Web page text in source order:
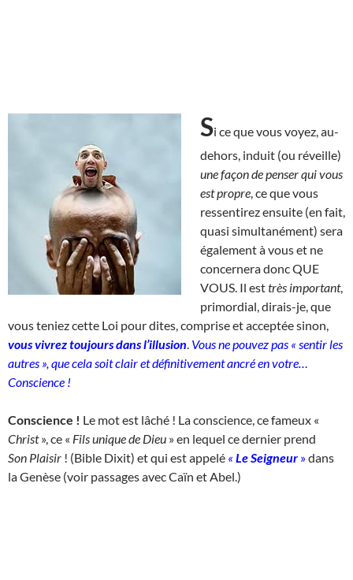
Si ce que vous voyez, au-
dehors, induit (ou réveille)
une façon de penser qui vous
est propre , ce que vous
ressentirez ensuite (en fait,
quasi simultanément) sera
également à vous et ne
concernera donc QUE
VOUS. Il esttrès important,
primordial, dirais-je, que
vous teniez cette Loi pour dites, comprise et acceptée sinon,
vous vivrez toujours dans l’illusion Vous ne pouvez pas « sentir les
autres », que cela soit clair et définitivement ancré en votre…
Conscience !
Conscience ! Le mot est lâché ! La conscience, ce fameux «
Christ», ce « Fils unique de Dieu » en lequel ce dernier prend
Son Plaisir ! (Bible Dixit) et qui est appelé « Le Seigneur »dans
la Genèse (voir passages avec Caïn et Abel.)